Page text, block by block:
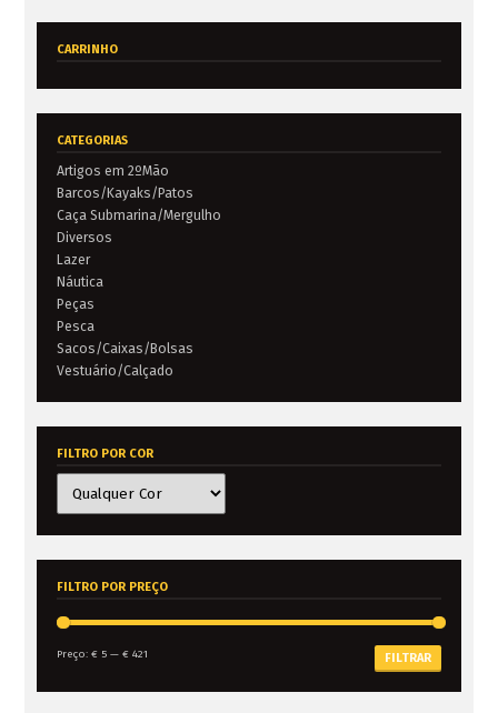
CARRINHO
CATEGORIAS
Artigos em 2ºMão
Barcos/Kayaks/Patos
Caça Submarina/Mergulho
Diversos
Lazer
Náutica
Peças
Pesca
Sacos/Caixas/Bolsas
Vestuário/Calçado
FILTRO POR COR
FILTRO POR PREÇO
FILTRAR
Preço:€ 5 —€ 421